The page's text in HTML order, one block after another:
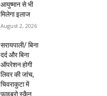
आयुष्मान से भी
मिलेगा इलाज
August 2, 2026
सरायपाली/ बिना
दर्द और बिना
ऑपरेशन होगी
लिवर की जांच,
चिवराकुटा में
फाइब्रो स्कैन